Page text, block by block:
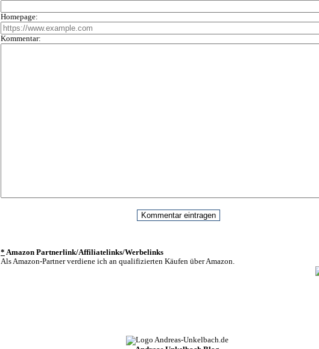
Homepage:
Kommentar:
* Amazon Partnerlink/Affiliatelinks/Werbelinks
Als Amazon-Partner verdiene ich an qualifizierten Käufen über Amazon.